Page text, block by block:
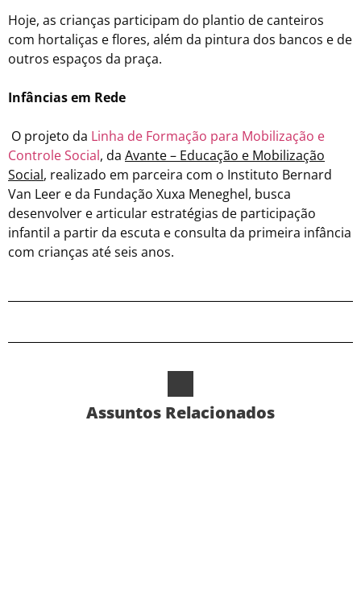
Hoje, as crianças participam do plantio de canteiros
com hortaliças e flores, além da pintura dos bancos e de
outros espaços da praça.
Infâncias em Rede
O projeto da Linha de Formação para Mobilização e
Controle Social, da Avante – Educação e Mobilização
Social, realizado em parceira com o Instituto Bernard
Van Leer e da Fundação Xuxa Meneghel, busca
desenvolver e articular estratégias de participação
infantil a partir da escuta e consulta da primeira infância
com crianças até seis anos.
Assuntos Relacionados